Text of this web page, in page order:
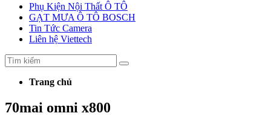
Phụ Kiện Nội Thất Ô TÔ
GẠT MƯA Ô TÔ BOSCH
Tin Tức Camera
Liên hệ Viettech
Trang chủ
70mai omni x800